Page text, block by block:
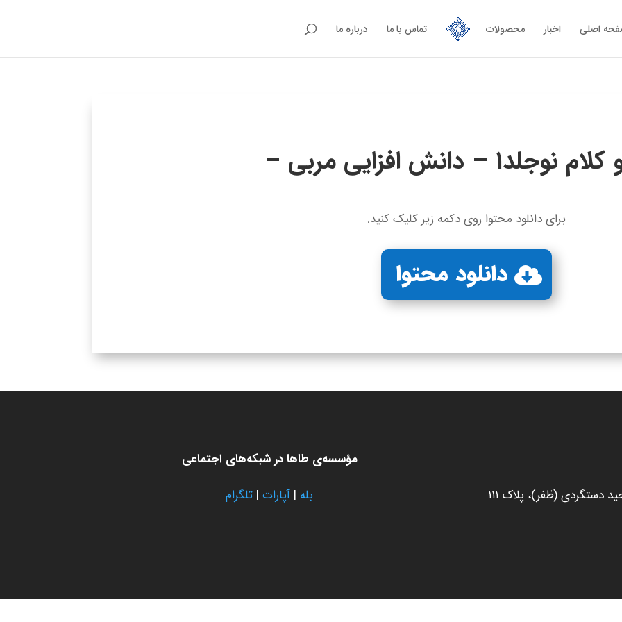
اصلی اخبار محصولات تماس با ما درباره ما
– دانش‌ افزایی مربی –
برای دانلود محتوا روی دکمه زیر کلیک کنید.
دانلود محتوا
دستگردی (ظفر)، پلاک ۱۱۱
مؤسسه‌ی طاها در شبکه‌های اجتماعی
بله | آپارات| تلگرام